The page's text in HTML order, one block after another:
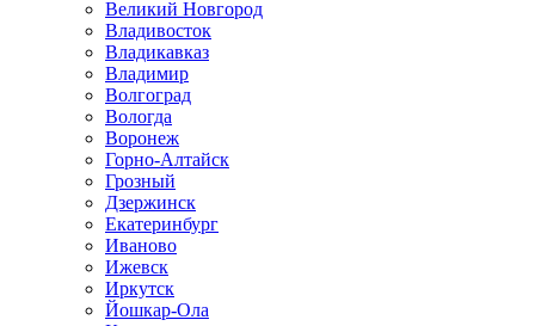
Великий Новгород
Владивосток
Владикавказ
Владимир
Волгоград
Вологда
Воронеж
Горно-Алтайск
Грозный
Дзержинск
Екатеринбург
Иваново
Ижевск
Иркутск
Йошкар-Ола